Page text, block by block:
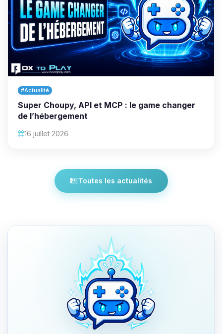
#Actualité
Super Choupy, API et MCP : le game changer
de l’hébergement
16 juillet 2026
Toutes les actualités